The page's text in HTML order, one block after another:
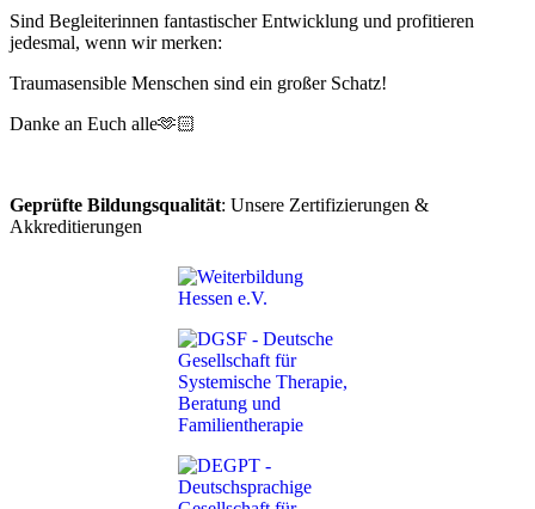
Sind Begleiterinnen fantastischer Entwicklung und profitieren
jedesmal, wenn wir merken:
Traumasensible Menschen sind ein großer Schatz!
Danke an Euch alle🫶🏻
Geprüfte Bildungsqualität: Unsere Zertifizierungen &
Akkreditierungen